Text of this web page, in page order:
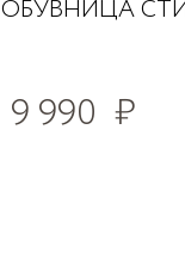
ОБУВНИЦА
9 990 ₽